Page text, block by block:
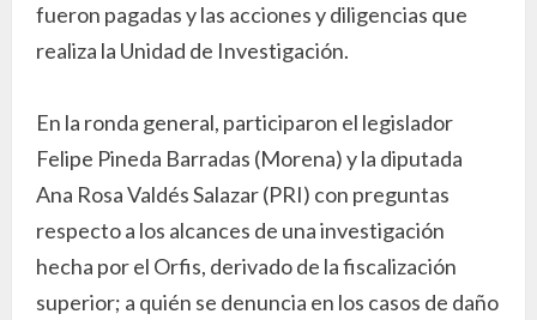
fueron pagadas y las acciones y diligencias que
realiza la Unidad de Investigación.
En la ronda general, participaron el legislador
Felipe Pineda Barradas (Morena) y la diputada
Ana Rosa Valdés Salazar (PRI) con preguntas
respecto a los alcances de una investigación
hecha por el Orfis, derivado de la fiscalización
superior; a quién se denuncia en los casos de daño